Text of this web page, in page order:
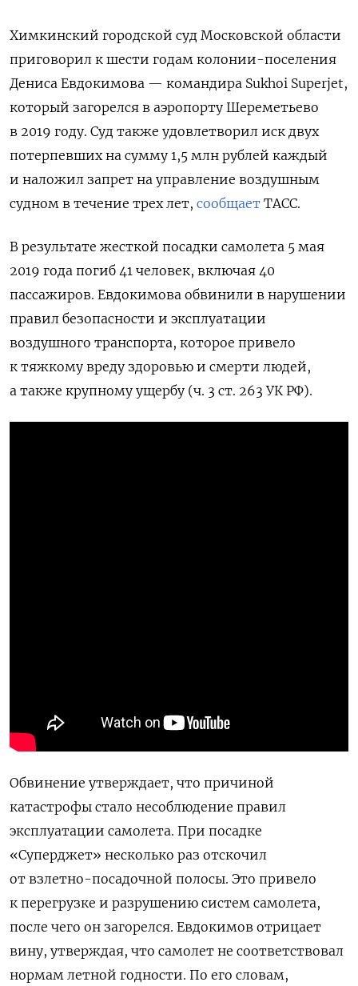
Химкинский городской суд Московской области
приговорил к шести годам колонии-поселения
Дениса Евдокимова — командира Sukhoi Superjet,
который загорелся в аэропорту Шереметьево
в 2019 году. Суд также удовлетворил иск двух
потерпевших на сумму 1,5 млн рублей каждый
и наложил запрет на управление воздушным
судном в течение трех лет, сообщает ТАСС.
В результате жесткой посадки самолета 5 мая
2019 года погиб 41 человек, включая 40
пассажиров. Евдокимова обвинили в нарушении
правил безопасности и эксплуатации
воздушного транспорта, которое привело
к тяжкому вреду здоровью и смерти людей,
а также крупному ущербу (ч. 3 ст. 263 УК РФ).
Обвинение утверждает, что причиной
катастрофы стало несоблюдение правил
эксплуатации самолета. При посадке
«Суперджет» несколько раз отскочил
от взлетно-посадочной полосы. Это привело
к перегрузке и разрушению систем самолета,
после чего он загорелся. Евдокимов отрицает
вину, утверждая, что самолет не соответствовал
нормам летной годности. По его словам,